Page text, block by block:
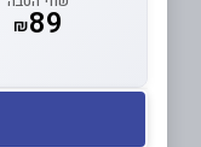
₪89